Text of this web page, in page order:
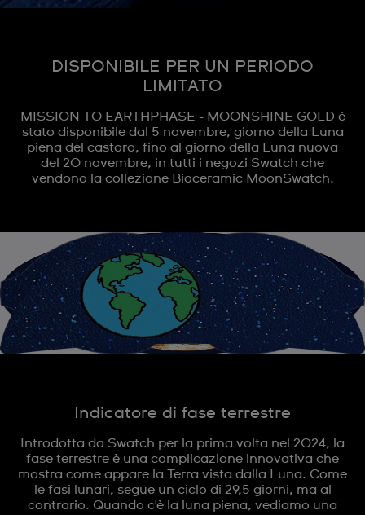
DISPONIBILE PER UN PERIODO
LIMITATO
MISSION TO EARTHPHASE - MOONSHINE GOLD è
stato disponibile dal 5 novembre, giorno della Luna
piena del castoro, fino al giorno della Luna nuova
del 20 novembre, in tutti i negozi Swatch che
vendono la collezione Bioceramic MoonSwatch.
Indicatore di fase terrestre
Introdotta da Swatch per la prima volta nel 2024, la
fase terrestre è una complicazione innovativa che
mostra come appare la Terra vista dalla Luna. Come
le fasi lunari, segue un ciclo di 29,5 giorni, ma al
contrario. Quando c'è la luna piena, vediamo una